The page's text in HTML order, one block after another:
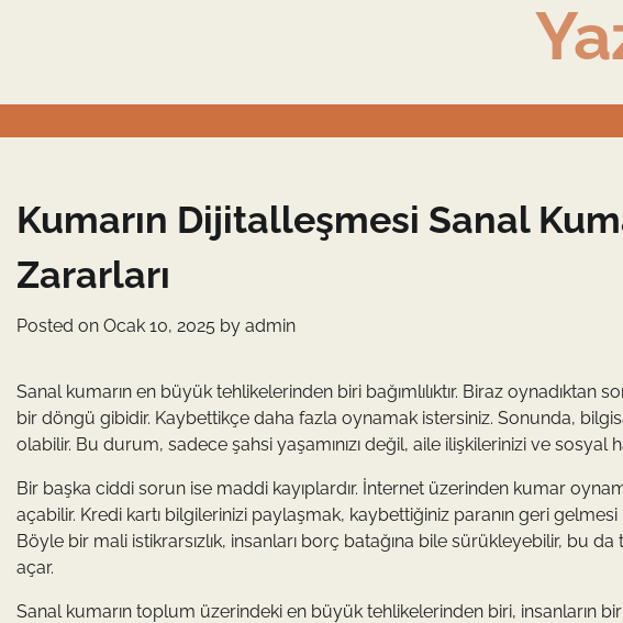
Kumarın Dijitalleşmesi Sanal
Zararları
Posted on Ocak 10, 2025 by admin
Sanal kumarın en büyük tehlikelerinden biri bağımlılıktır. Biraz oynadıktan
bir döngü gibidir. Kaybettikçe daha fazla oynamak istersiniz. Sonunda,
olabilir. Bu durum, sadece şahsi yaşamınızı değil, aile ilişkilerinizi ve sosyal
Bir başka ciddi sorun ise maddi kayıplardır. İnternet üzerinden kumar
açabilir. Kredi kartı bilgilerinizi paylaşmak, kaybettiğiniz paranın geri
Böyle bir mali istikrarsızlık, insanları borç batağına bile sürükleyebilir, bu
açar.
Sanal kumarın toplum üzerindeki en büyük tehlikelerinden biri, insanların